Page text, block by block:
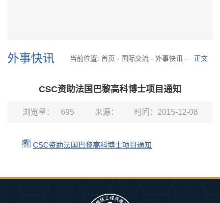
外事快讯 当前位置: 首页 - 国际交流 - 外事快讯 - 正文
CSC资助法国巴黎高科博士项目通知
浏览量： 695 来源： 时间：2015-12-08
CSC资助法国巴黎高科博士项目通知